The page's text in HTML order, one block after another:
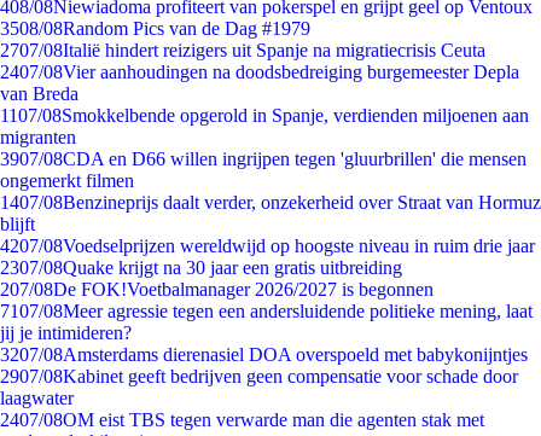
408/08Niewiadoma profiteert van pokerspel en grijpt geel op Ventoux
3508/08Random Pics van de Dag #1979
2707/08Italië hindert reizigers uit Spanje na migratiecrisis Ceuta
2407/08Vier aanhoudingen na doodsbedreiging burgemeester Depla
van Breda
1107/08Smokkelbende opgerold in Spanje, verdienden miljoenen aan
migranten
3907/08CDA en D66 willen ingrijpen tegen 'gluurbrillen' die mensen
ongemerkt filmen
1407/08Benzineprijs daalt verder, onzekerheid over Straat van Hormuz
blijft
4207/08Voedselprijzen wereldwijd op hoogste niveau in ruim drie jaar
2307/08Quake krijgt na 30 jaar een gratis uitbreiding
207/08De FOK!Voetbalmanager 2026/2027 is begonnen
7107/08Meer agressie tegen een andersluidende politieke mening, laat
jij je intimideren?
3207/08Amsterdams dierenasiel DOA overspoeld met babykonijntjes
2907/08Kabinet geeft bedrijven geen compensatie voor schade door
laagwater
2407/08OM eist TBS tegen verwarde man die agenten stak met